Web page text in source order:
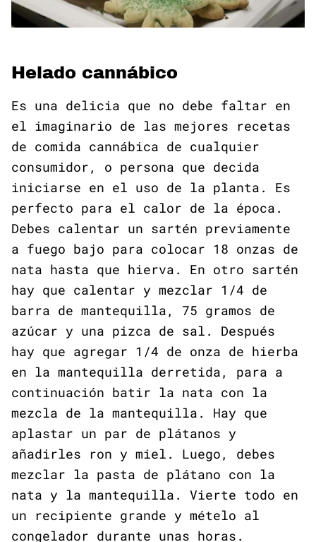
Helado cannábico
Es una delicia que no debe faltar en
el imaginario de las mejores recetas
de comida cannábica de cualquier
consumidor, o persona que decida
iniciarse en el uso de la planta. Es
perfecto para el calor de la época.
Debes calentar un sartén previamente
a fuego bajo para colocar 18 onzas de
nata hasta que hierva. En otro sartén
hay que calentar y mezclar 1/4 de
barra de mantequilla, 75 gramos de
azúcar y una pizca de sal. Después
hay que agregar 1/4 de onza de hierba
en la mantequilla derretida, para a
continuación batir la nata con la
mezcla de la mantequilla. Hay que
aplastar un par de plátanos y
añadirles ron y miel. Luego, debes
mezclar la pasta de plátano con la
nata y la mantequilla. Vierte todo en
un recipiente grande y mételo al
congelador durante unas horas.